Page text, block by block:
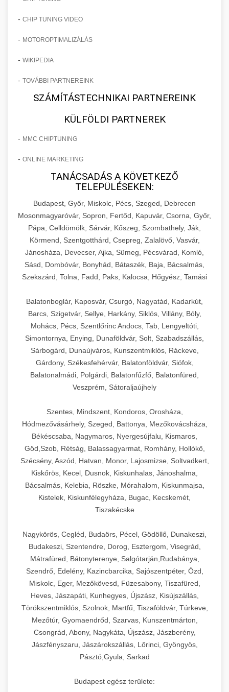
- CHIP TUNING VIDEO
- MOTOROPTIMALIZÁLÁS
- WIKIPEDIA
- TOVÁBBI PARTNEREINK
SZÁMÍTÁSTECHNIKAI PARTNEREINK
KÜLFÖLDI PARTNEREK
- MMC CHIPTUNING
- ONLINE MARKETING
TANÁCSADÁS A KÖVETKEZŐ
TELEPÜLÉSEKEN:
Budapest, Győr, Miskolc, Pécs, Szeged, Debrecen
Mosonmagyaróvár, Sopron, Fertőd, Kapuvár, Csorna, Győr,
Pápa, Celldömölk, Sárvár, Kőszeg, Szombathely, Ják,
Körmend, Szentgotthárd, Csepreg, Zalalövő, Vasvár,
Jánosháza, Devecser, Ajka, Sümeg, Pécsvárad, Komló,
Sásd, Dombóvár, Bonyhád, Bátaszék, Baja, Bácsalmás,
Szekszárd, Tolna, Fadd, Paks, Kalocsa, Hőgyész, Tamási
Balatonboglár, Kaposvár, Csurgó, Nagyatád, Kadarkút,
Barcs, Szigetvár, Sellye, Harkány, Siklós, Villány, Bóly,
Mohács, Pécs, Szentlőrinc Andocs, Tab, Lengyeltóti,
Simontornya, Enying, Dunaföldvár, Solt, Szabadszállás,
Sárbogárd, Dunaújváros, Kunszentmiklós, Ráckeve,
Gárdony, Székesfehérvár, Balatonföldvár, Siófok,
Balatonalmádi, Polgárdi, Balatonfűzfő, Balatonfüred,
Veszprém, Sátoraljaújhely
Szentes, Mindszent, Kondoros, Orosháza,
Hódmezővásárhely, Szeged, Battonya, Mezőkovácsháza,
Békéscsaba, Nagymaros, Nyergesújfalu, Kismaros,
Göd,Szob, Rétság, Balassagyarmat, Romhány, Hollókő,
Szécsény, Aszód, Hatvan, Monor, Lajosmizse, Soltvadkert,
Kiskőrös, Kecel, Dusnok, Kiskunhalas, Jánoshalma,
Bácsalmás, Kelebia, Röszke, Mórahalom, Kiskunmajsa,
Kistelek, Kiskunfélegyháza, Bugac, Kecskemét,
Tiszakécske
Nagykörös, Cegléd, Budaörs, Pécel, Gödöllő, Dunakeszi,
Budakeszi, Szentendre, Dorog, Esztergom, Visegrád,
Mátrafüred, Bátonyterenye, Salgótarján,Rudabánya,
Szendrő, Edelény, Kazincbarcika, Sajószentpéter, Ózd,
Miskolc, Eger, Mezőkövesd, Füzesabony, Tiszafüred,
Heves, Jászapáti, Kunhegyes, Újszász, Kisújszállás,
Törökszentmiklós, Szolnok, Martfű, Tiszaföldvár, Túrkeve,
Mezőtúr, Gyomaendrőd, Szarvas, Kunszentmárton,
Csongrád, Abony, Nagykáta, Újszász, Jászberény,
Jászfényszaru, Jászárokszállás, Lőrinci, Gyöngyös,
Pásztó,Gyula, Sarkad
Budapest egész területe: